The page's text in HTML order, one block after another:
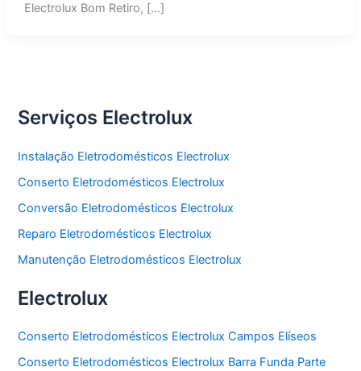
Electrolux Bom Retiro, […]
Serviços Electrolux
Instalação Eletrodomésticos Electrolux
Conserto Eletrodomésticos Electrolux
Conversão Eletrodomésticos Electrolux
Reparo Eletrodomésticos Electrolux
Manutenção Eletrodomésticos Electrolux
Electrolux
Conserto Eletrodomésticos Electrolux Campos Elíseos
Conserto Eletrodomésticos Electrolux Barra Funda Parte